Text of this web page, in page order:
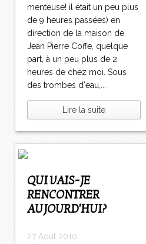
menteuse! il était un peu plus
de 9 heures passées) en
direction de la maison de
Jean Pierre Coffe, quelque
part, à un peu plus de 2
heures de chez moi. Sous
des trombes d'eau,...
Lire la suite
QUI VAIS-JE
RENCONTRER
AUJOURD'HUI?
27 Août 2010